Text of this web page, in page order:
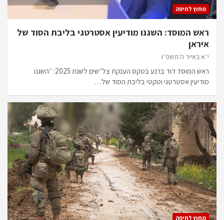
מחוץ לחיפה
ראש המוסד: השגנו מודיעין אסטרטגי בליבת הסוד של
איראן
י״א באייר ה׳תשפ״ו
ראש המוסד דוד ברנע בטקס הענקת צל״שים לשנת 2025: ״השגנו
מודיעין אסטרטגי וטקטי בליבת הסוד של…
מחוץ לחיפה